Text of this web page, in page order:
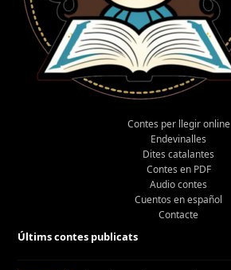
Contes per llegir online
Endevinalles
Dites catalantes
Contes en PDF
Audio contes
Cuentos en español
Contacte
Últims contes publicats